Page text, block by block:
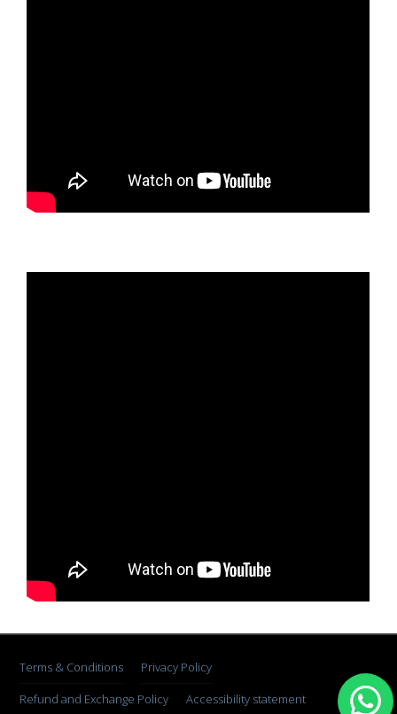
Terms & Conditions
Privacy Policy
Refund and Exchange Policy
Accessibility statement